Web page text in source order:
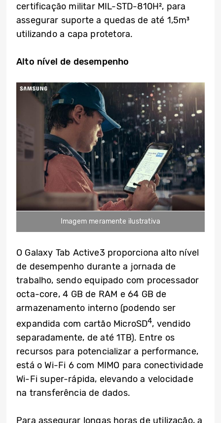
certificação militar MIL-STD-810H², para
assegurar suporte a quedas de até 1,5m³
utilizando a capa protetora.
Alto nível de desempenho
Imagem meramente ilustrativa
O Galaxy Tab Active3 proporciona alto nível
de desempenho durante a jornada de
trabalho, sendo equipado com processador
octa-core, 4 GB de RAM e 64 GB de
armazenamento interno (podendo ser
expandida com cartão MicroSD4, vendido
separadamente, de até 1TB). Entre os
recursos para potencializar a performance,
está o Wi-Fi 6 com MIMO para conectividade
Wi-Fi super-rápida, elevando a velocidade
na transferência de dados.
Para assegurar longas horas de utilização, a